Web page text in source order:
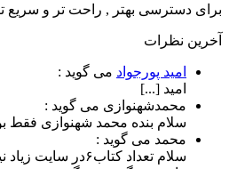
برای دسترسی بهتر , راحت تر و سریع
آخرین نظرات
امید پورجواد می گوید :
امید [...]
محمدشهنوازی می گوید :
سلام بنده محمد شهنوازی فقط
محمد می گوید :
سلام تعداد کتاب۶در سایت زیاد نیست [...]